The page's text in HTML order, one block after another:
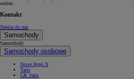
online.
Kontakt
Napisz do nas
Samochody
Samochody
Samochody osobowe
Nowe Aygo X
Yaris
GR Yaris